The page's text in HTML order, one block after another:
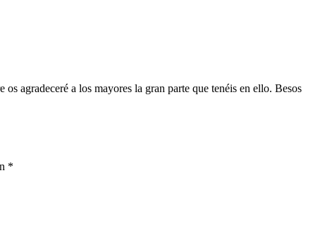
agradeceré a los mayores la gran parte que tenéis en ello. Besos
*